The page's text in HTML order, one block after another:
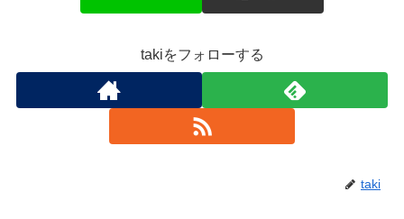
takiをフォローする
taki